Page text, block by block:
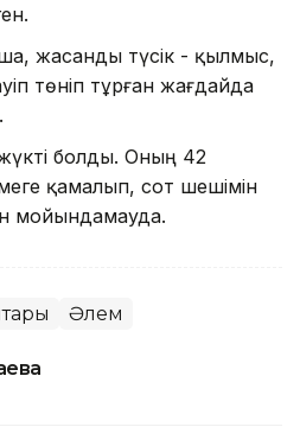
жасанды түсік - қылмыс,
төніп тұрған жағдайда
болды. Оның 42
қамалып, сот шешімін
мойындамауда.
Әлем